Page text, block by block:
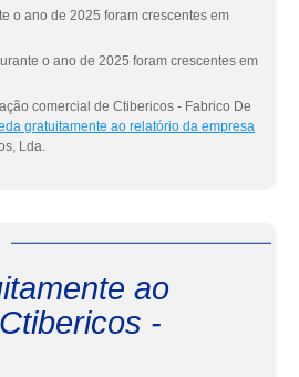
o ano de 2025 foram crescentes em
o ano de 2025 foram crescentes em
comercial de Ctibericos - Fabrico De
gratuitamente ao relatório da empresa
Lda.
ao
-